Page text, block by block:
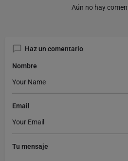
Aún no hay
Haz un comentario
Nombre
Email
Tu mensaje